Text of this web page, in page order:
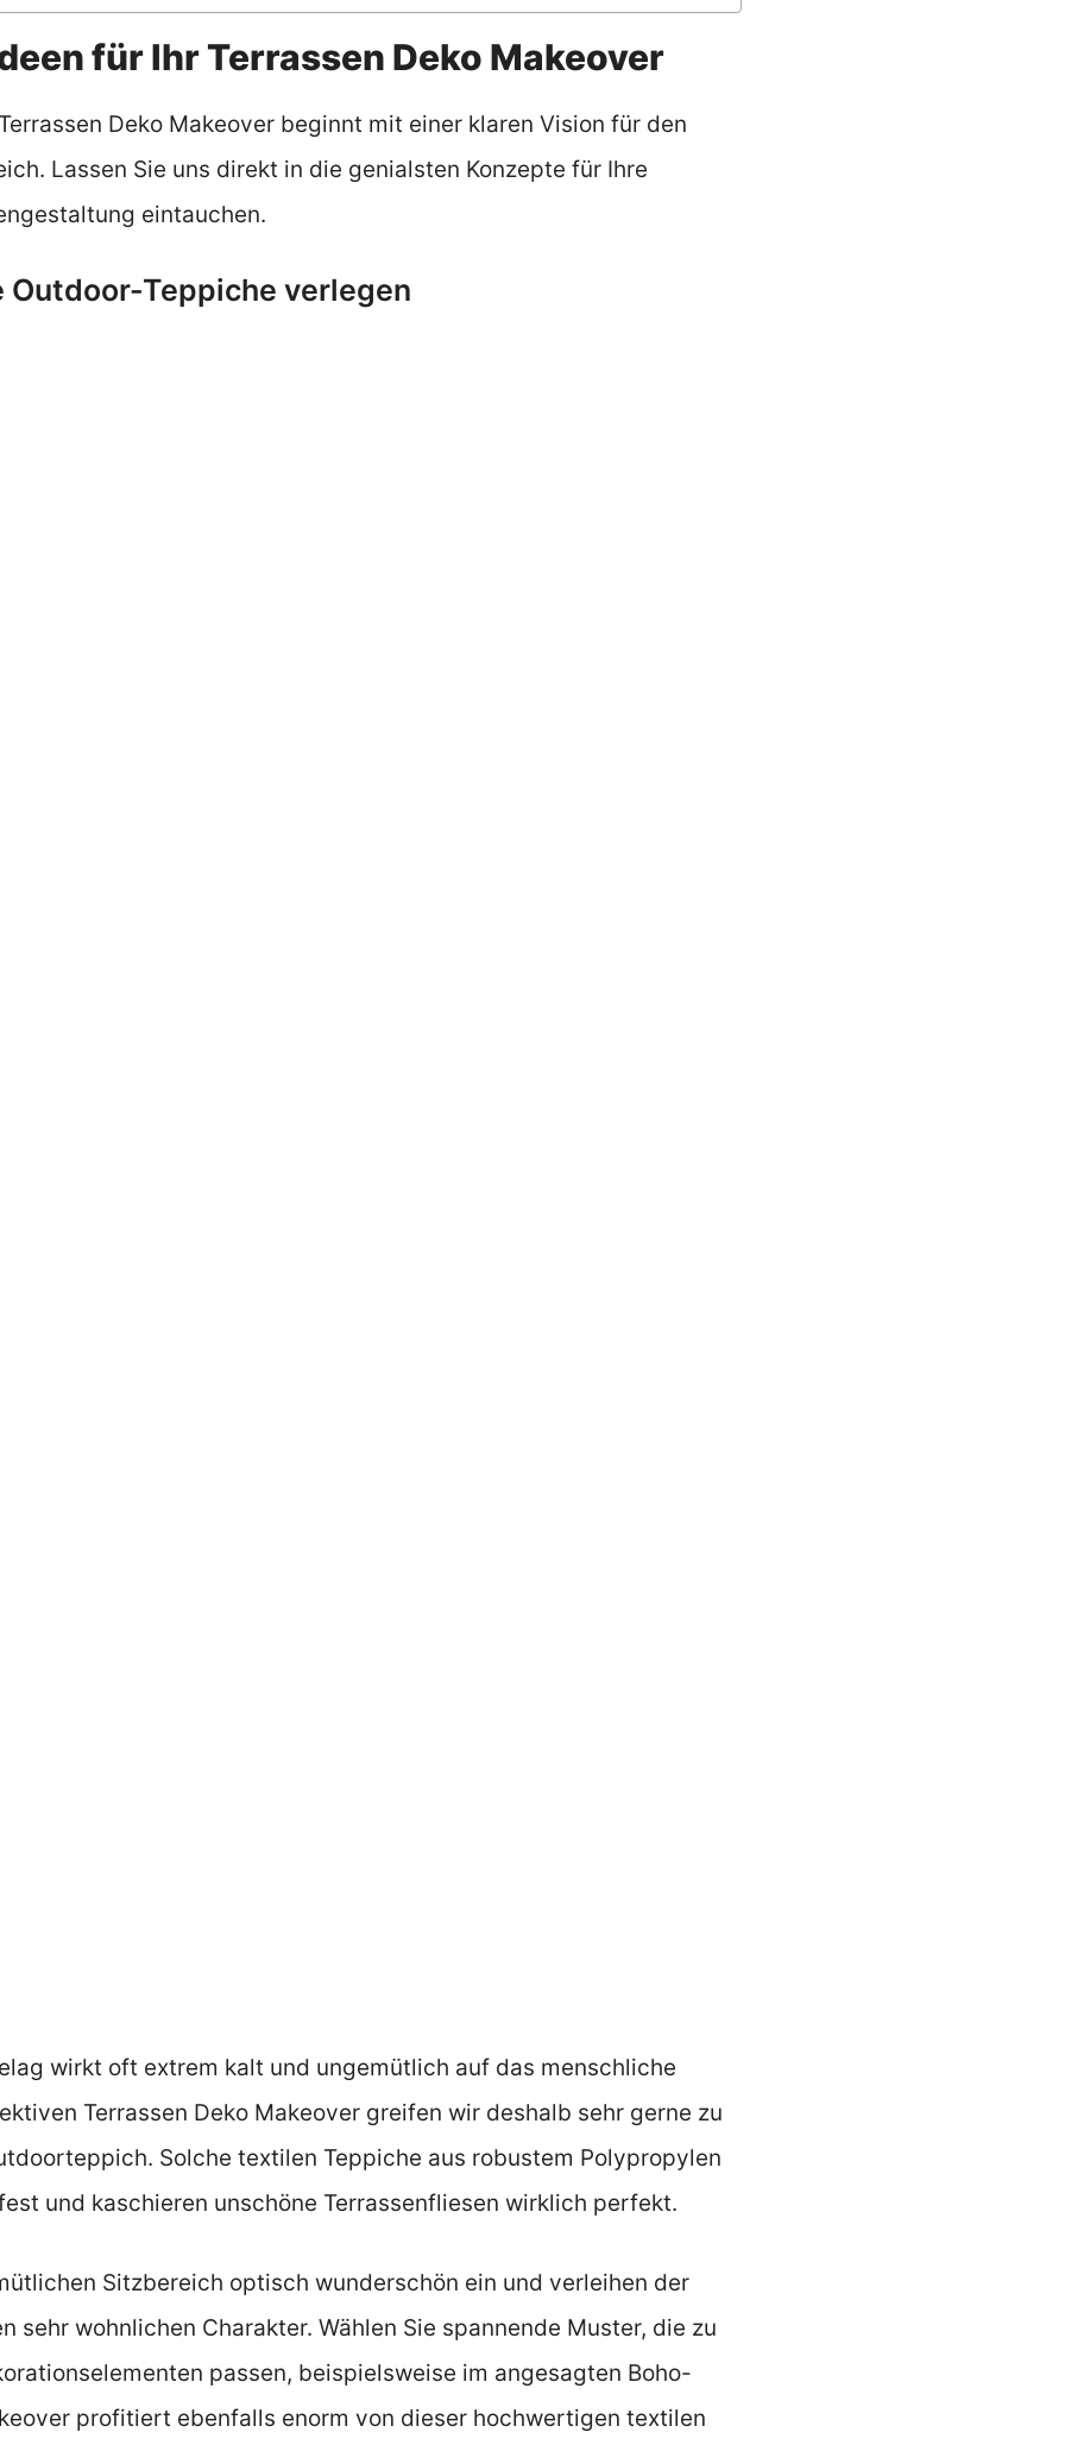
für Ihr Terrassen Deko Makeover
Deko Makeover beginnt mit einer klaren Vision für den
Lassen Sie uns direkt in die genialsten Konzepte für Ihre
eintauchen.
Outdoor-Teppiche verlegen
wirkt oft extrem kalt und ungemütlich auf das menschliche
Terrassen Deko Makeover greifen wir deshalb sehr gerne zu
Solche textilen Teppiche aus robustem Polypropylen
und kaschieren unschöne Terrassenfliesen wirklich perfekt.
Sitzbereich optisch wunderschön ein und verleihen der
sehr wohnlichen Charakter. Wählen Sie spannende Muster, die zu
passen, beispielsweise im angesagten Boho-
profitiert ebenfalls enorm von dieser hochwertigen textilen